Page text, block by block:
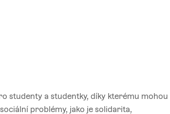
studenty a studentky, díky kterému mohou
problémy, jako je solidarita,